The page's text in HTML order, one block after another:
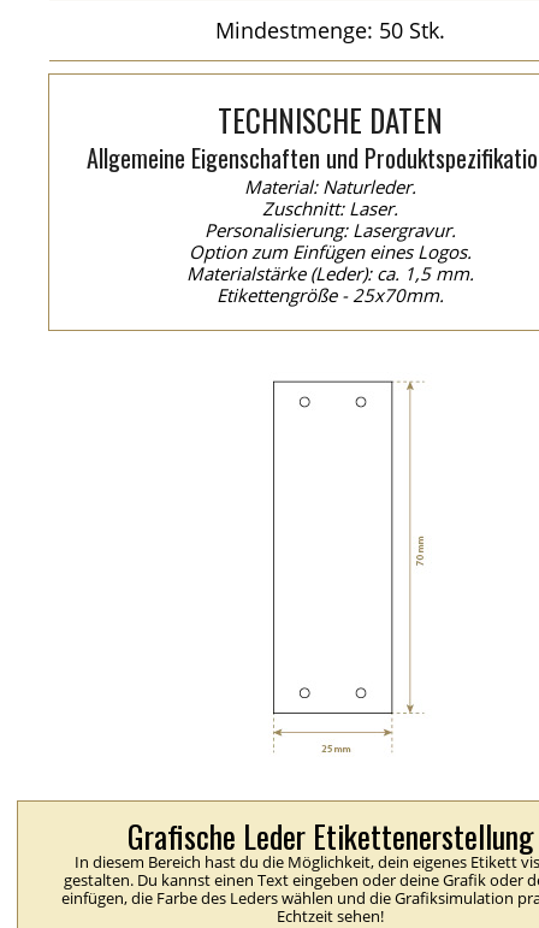
Mindestmenge: 50 Stk.
TECHNISCHE DATEN
Allgemeine Eigenschaften und
Material: Naturleder.
Zuschnitt: Laser.
Personalisierung: Lasergravur.
Option zum Einfügen eines Logos.
Materialstärke (Leder): ca. 1,5 mm.
Etikettengröße - 25x70mm.
Grafische Leder Etikettenerstellung
In diesem Bereich hast du die Möglichkeit, dein eigenes Etikett
gestalten. Du kannst einen Text eingeben oder deine Grafik oder
einfügen, die Farbe des Leders wählen und die Grafiksimulation
Echtzeit sehen!